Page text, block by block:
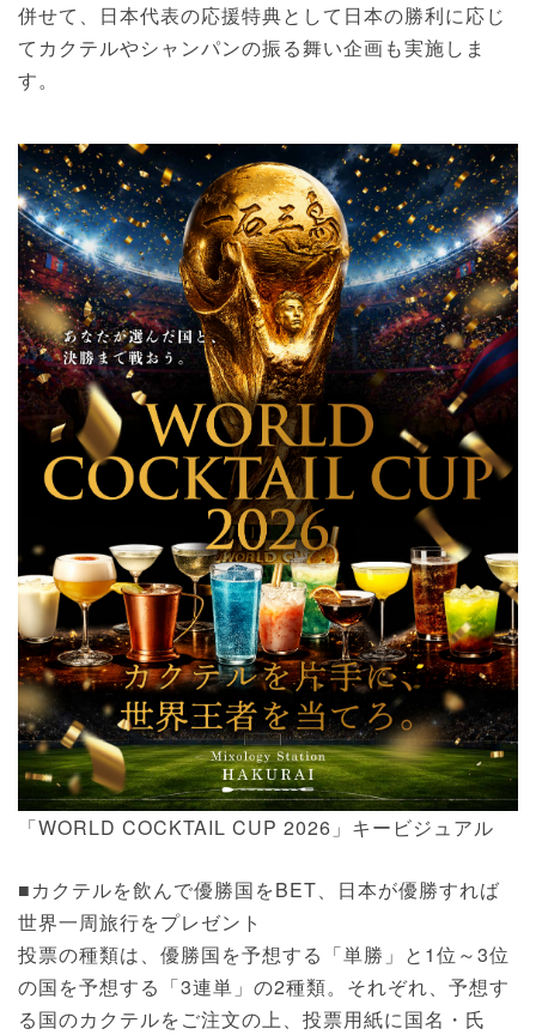
併せて、日本代表の応援特典として日本の勝利に応じ
てカクテルやシャンパンの振る舞い企画も実施しま
す。
「WORLD COCKTAIL CUP 2026」キービジュアル
■カクテルを飲んで優勝国をBET、日本が優勝すれば
世界一周旅行をプレゼント
投票の種類は、優勝国を予想する「単勝」と1位～3位
の国を予想する「3連単」の2種類。それぞれ、予想す
る国のカクテルをご注文の上、投票用紙に国名・氏